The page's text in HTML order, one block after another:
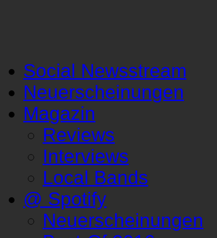
Social Newsstream
Neuerscheinungen
Magazin
Reviews
Interviews
Local Bands
@ Spotify
Neuerscheinungen